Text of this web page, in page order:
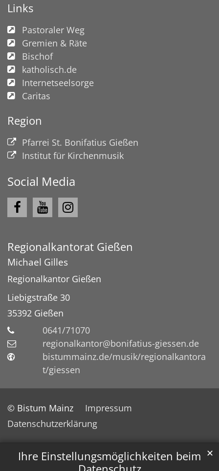
Ihre Einstellungsmöglichkeiten beim ✕
Links
Pastoraler Weg
Gremien & Räte
Bischof
katholisch.de
Internetseelsorge
Caritas
Region
Pfarrei St. Bonifatius Gießen
Institut für Kirchenmusik
Social Media
Regionalkantorat Gießen
Michael Gilles
Regionalkantor Gießen
Liebigstraße 30
35392 Gießen
0641/71070
regionalkantor@bonifatius-giessen.de
bistummainz.de/musik/regionalkantora
t/giessen
© Bistum Mainz
Impressum
Datenschutzerklärung